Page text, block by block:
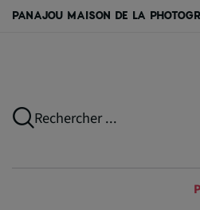
PANAJOU MAISON DE LA
Rechercher ...